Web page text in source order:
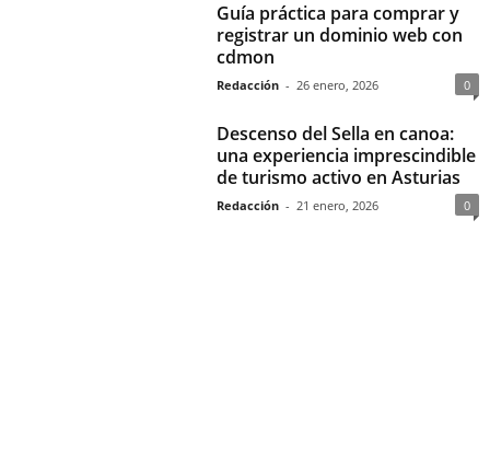
Guía práctica para comprar y
registrar un dominio web con
cdmon
Redacción - 26 enero, 2026 0
Descenso del Sella en canoa:
una experiencia imprescindible
de turismo activo en Asturias
Redacción - 21 enero, 2026 0